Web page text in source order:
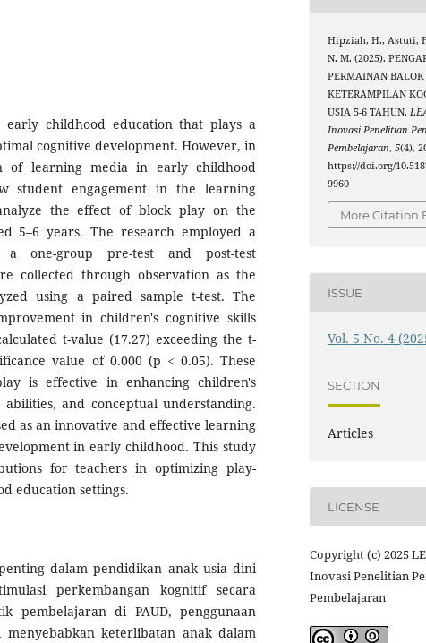
childhood education that plays a
cognitive development. However, in
of learning media in early childhood
student engagement in the learning
the effect of block play on the
5–6 years. The research employed a
one-group pre-test and post-test
collected through observation as the
using a paired sample t-test. The
in children's cognitive skills
t-value (17.27) exceeding the t-
value of 0.000 (p < 0.05). These
is effective in enhancing children's
and conceptual understanding.
as an innovative and effective learning
in early childhood. This study
for teachers in optimizing play-
education settings.
dalam pendidikan anak usia dini
perkembangan kognitif secara
pembelajaran di PAUD, penggunaan
keterlibatan anak dalam
Hipziah, H., Astuti,
N. M. (2025).
PERMAINAN
KETERAMPILAN
USIA 5-6 TAHUN.
Inovasi Penelitian
Pembelajaran,5(4),
https://doi.org/
9960
More Citation
ISSUE
Vol. 5 No. 4
SECTION
Articles
LICENSE
Copyright (c) 2025
Inovasi Penelitian
Pembelajaran